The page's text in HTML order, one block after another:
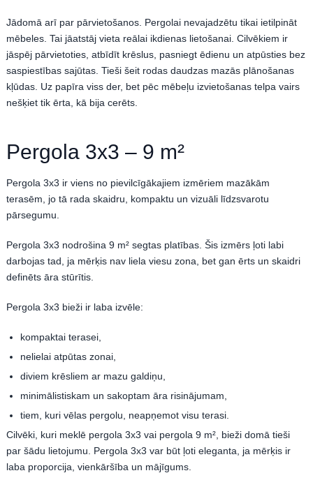
Jādomā arī par pārvietošanos. Pergolai nevajadzētu tikai ietilpināt
mēbeles. Tai jāatstāj vieta reālai ikdienas lietošanai. Cilvēkiem ir
jāspēj pārvietoties, atbīdīt krēslus, pasniegt ēdienu un atpūsties bez
saspiestības sajūtas. Tieši šeit rodas daudzas mazās plānošanas
kļūdas. Uz papīra viss der, bet pēc mēbeļu izvietošanas telpa vairs
nešķiet tik ērta, kā bija cerēts.
Pergola 3x3 – 9 m²
Pergola 3x3 ir viens no pievilcīgākajiem izmēriem mazākām
terasēm, jo tā rada skaidru, kompaktu un vizuāli līdzsvarotu
pārsegumu.
Pergola 3x3 nodrošina 9 m² segtas platības. Šis izmērs ļoti labi
darbojas tad, ja mērķis nav liela viesu zona, bet gan ērts un skaidri
definēts āra stūrītis.
Pergola 3x3 bieži ir laba izvēle:
kompaktai terasei,
nelielai atpūtas zonai,
diviem krēsliem ar mazu galdiņu,
minimālistiskam un sakoptam āra risinājumam,
tiem, kuri vēlas pergolu, neapņemot visu terasi.
Cilvēki, kuri meklē pergola 3x3 vai pergola 9 m², bieži domā tieši
par šādu lietojumu. Pergola 3x3 var būt ļoti eleganta, ja mērķis ir
laba proporcija, vienkāršība un mājīgums.